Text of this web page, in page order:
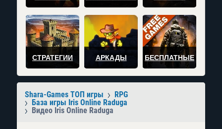
СТРАТЕГИИ АРКАДЫ БЕСПЛАТНЫЕ
Shara-Games ТОП игры
RPG
База игры Iris Online Raduga
Видео Iris Online Raduga